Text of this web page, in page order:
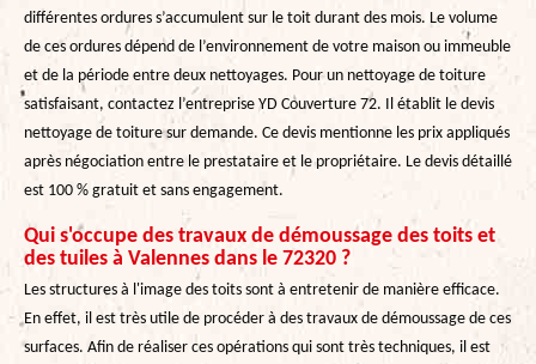
différentes ordures s’accumulent sur le toit durant des mois. Le volume
de ces ordures dépend de l’environnement de votre maison ou immeuble
et de la période entre deux nettoyages. Pour un nettoyage de toiture
satisfaisant, contactez l’entreprise YD Couverture 72. Il établit le devis
nettoyage de toiture sur demande. Ce devis mentionne les prix appliqués
après négociation entre le prestataire et le propriétaire. Le devis détaillé
est 100 % gratuit et sans engagement.
Qui s'occupe des travaux de démoussage des toits et
des tuiles à Valennes dans le 72320 ?
Les structures à l'image des toits sont à entretenir de manière efficace.
En effet, il est très utile de procéder à des travaux de démoussage de ces
surfaces. Afin de réaliser ces opérations qui sont très techniques, il est